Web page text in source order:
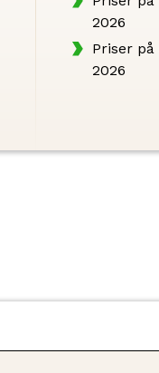
2026
Priser på
2026